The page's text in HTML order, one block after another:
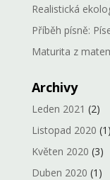
Realistická
Příběh písně:
Maturita z
Archivy
Leden 2021 (2)
Listopad 2020 (1)
Květen 2020 (3)
Duben 2020 (1)